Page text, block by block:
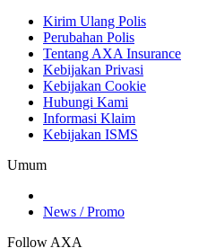
Kirim Ulang Polis
Perubahan Polis
Tentang AXA Insurance
Kebijakan Privasi
Kebijakan Cookie
Hubungi Kami
Informasi Klaim
Kebijakan ISMS
Umum
News / Promo
Follow AXA